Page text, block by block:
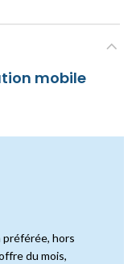
mobile
hors
du mois,